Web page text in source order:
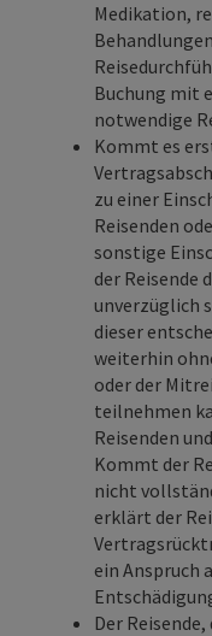
Medikation,
Buchung mit
notwendige
Kommt es
zu einer
Reisenden
sonstige
der Reisende
unverzüglich
dieser
weiterhin
oder der
teilnehmen
Reisenden
Kommt der
nicht
erklärt der
ein Anspruch
Der